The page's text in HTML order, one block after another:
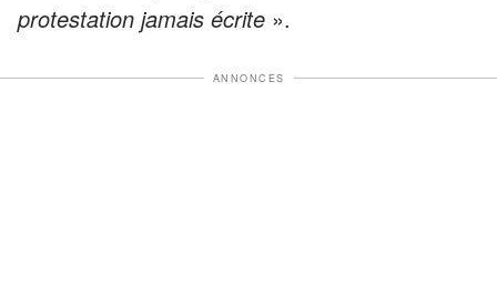
protestation jamais écrite ».
ANNONCES